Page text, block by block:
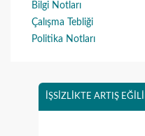
Bilgi Notları
Çalışma Tebliği
Politika Notları
İŞSİZLİKTE ARTIŞ